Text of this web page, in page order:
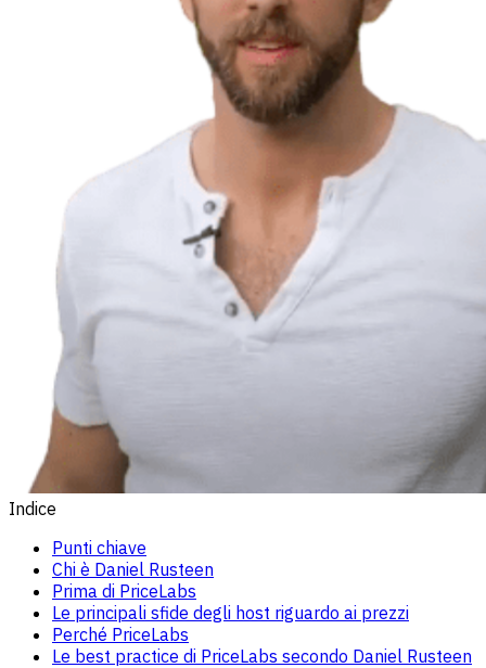
Indice
Punti chiave
Chi è Daniel Rusteen
Prima di PriceLabs
Le principali sfide degli host riguardo ai prezzi
Perché PriceLabs
Le best practice di PriceLabs secondo Daniel Rusteen